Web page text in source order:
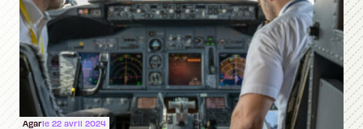
Agarle 22 avril 2024